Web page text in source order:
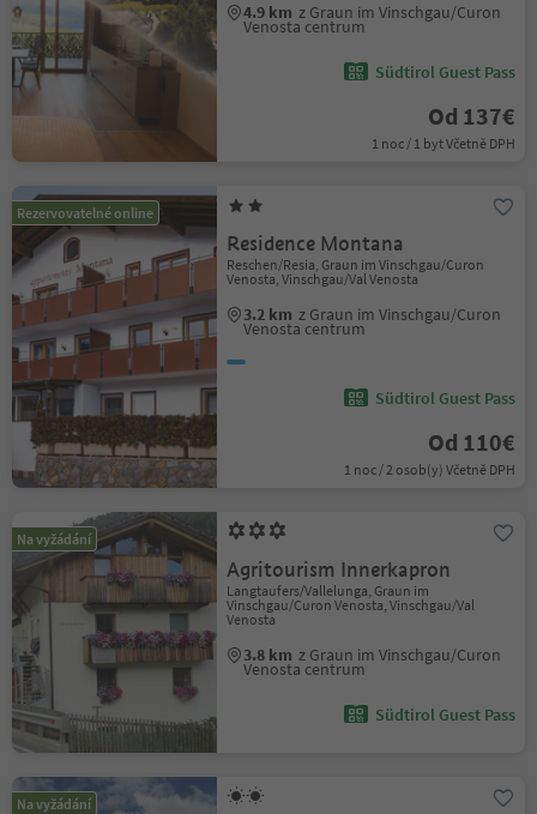
4.9 km z Graun im Vinschgau/Curon
Venosta centrum
Südtirol Guest Pass
Od 137€
1 noc / 1 byt Včetně DPH
Rezervovatelné online
Residence Montana
Reschen/Resia, Graun im Vinschgau/Curon
Venosta, Vinschgau/Val Venosta
3.2 km z Graun im Vinschgau/Curon
Venosta centrum
Südtirol Guest Pass
Od 110€
1 noc / 2 osob(y) Včetně DPH
Na vyžádání
Agritourism Innerkapron
Langtaufers/Vallelunga, Graun im
Vinschgau/Curon Venosta, Vinschgau/Val
Venosta
3.8 km z Graun im Vinschgau/Curon
Venosta centrum
Südtirol Guest Pass
Na vyžádání